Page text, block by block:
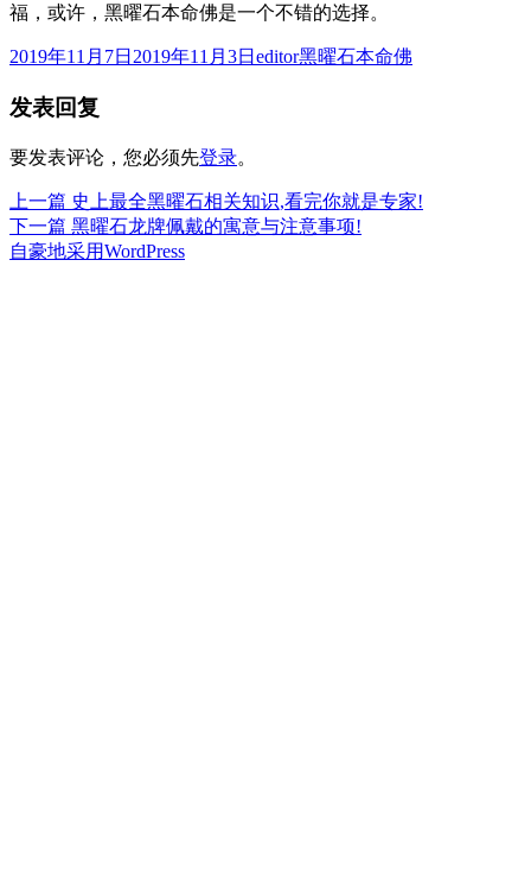
福，或许，黑曜石本命佛是一个不错的选择。
发
于
2019年11月7日 2019年11月3日 作
editor分
黑曜石本命佛
发表回复
要发表评论，您必须先登录。
文
章
上一篇 上
篇
文
史上最全黑曜石相关知识,看完你就是专家!
下一篇 下
篇
黑曜石龙牌佩戴的寓意与注意事项!
自豪地采用WordPress